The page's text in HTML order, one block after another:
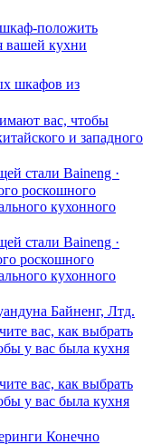
положить
вашей кухни
шкафов из
вас, чтобы
и западного
стали Baineng ·
роскошного
кухонного
стали Baineng ·
роскошного
кухонного
Байненг, Лтд.
вас, как выбрать
у вас была кухня
вас, как выбрать
у вас была кухня
Конечно